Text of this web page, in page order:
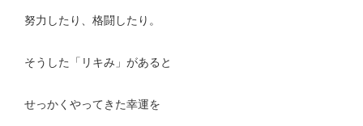
努力したり、格闘したり。
そうした「リキみ」があると
せっかくやってきた幸運を